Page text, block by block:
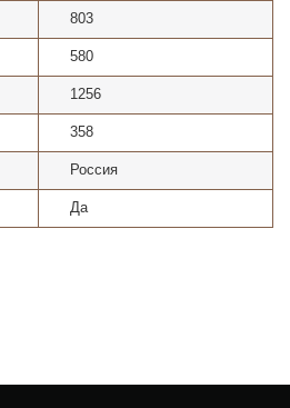
803
580
1256
358
Россия
Да